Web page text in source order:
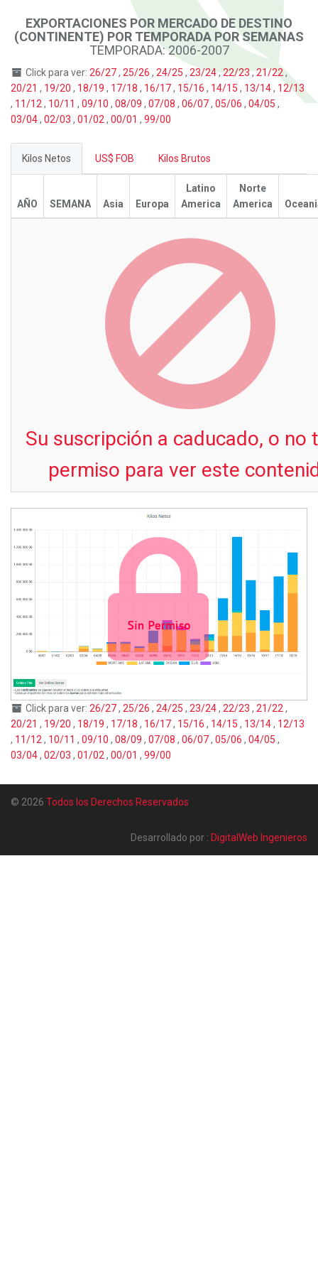
EXPORTACIONES POR MERCADO DE DESTINO
(CONTINENTE) POR TEMPORADA POR SEMANAS
TEMPORADA: 2006-2007
Click para ver: 26/27, 25/26 , 24/25 , 23/24,22/23,21/22,
20/21 , 19/20 , 18/19 , 17/18 , 16/17, 15/16 , 14/15 , 13/14, 12/13
, 11/12 , 10/11 , 09/10 , 08/09 , 07/08 , 06/07, 05/06 , 04/05 ,
03/04, 02/03 , 01/02 , 00/01 , 99/00
Kilos Netos US$ FOB Kilos Brutos
AÑO SEMANA Asia Europa
Latino
America
Norte
America
Su suscripción a caducado, o no
permiso para ver este
Click para ver: 26/27, 25/26 , 24/25 , 23/24, 22/23 , 21/22 ,
20/21 , 19/20 , 18/19 , 17/18 , 16/17, 15/16 , 14/15 , 13/14, 12/13
, 11/12 , 10/11 , 09/10 , 08/09 , 07/08 , 06/07, 05/06 , 04/05 ,
03/04, 02/03 , 01/02 , 00/01 , 99/00
© 2026 Todos los Derechos Reservados
Desarrollado por : DigitalWeb Ingenieros